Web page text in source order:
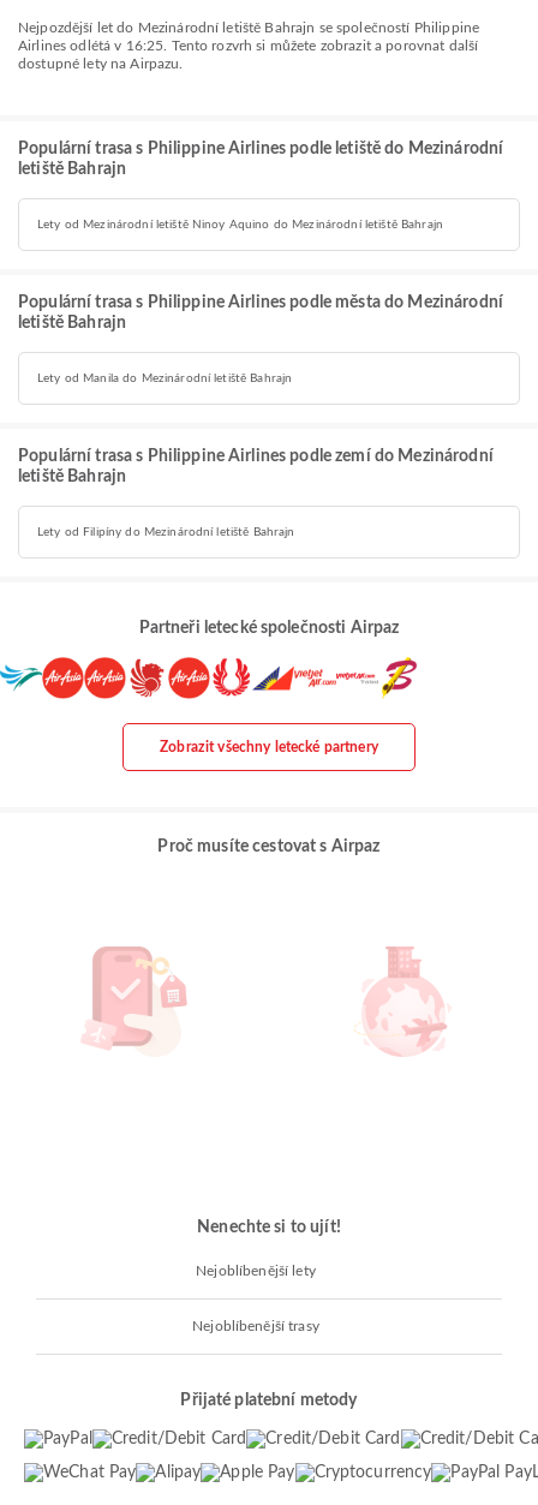
Nejpozdější let do Mezinárodní letiště Bahrajn se společností Philippine
Airlines odlétá v 16:25. Tento rozvrh si můžete zobrazit a porovnat další
dostupné lety na Airpazu.
Populární trasa s Philippine Airlines podle letiště do Mezinárodní
letiště Bahrajn
Lety od Mezinárodní letiště Ninoy Aquino do Mezinárodní letiště Bahrajn
Populární trasa s Philippine Airlines podle města do Mezinárodní
letiště Bahrajn
Lety od Manila do Mezinárodní letiště Bahrajn
Populární trasa s Philippine Airlines podle zemí do Mezinárodní
letiště Bahrajn
Lety od Filipíny do Mezinárodní letiště Bahrajn
Partneři letecké společnosti Airpaz
Zobrazit všechny letecké partnery
Proč musíte cestovat s Airpaz
Nenechte si to ujít!
Nejoblíbenější lety
Nejoblíbenější trasy
Přijaté platební metody